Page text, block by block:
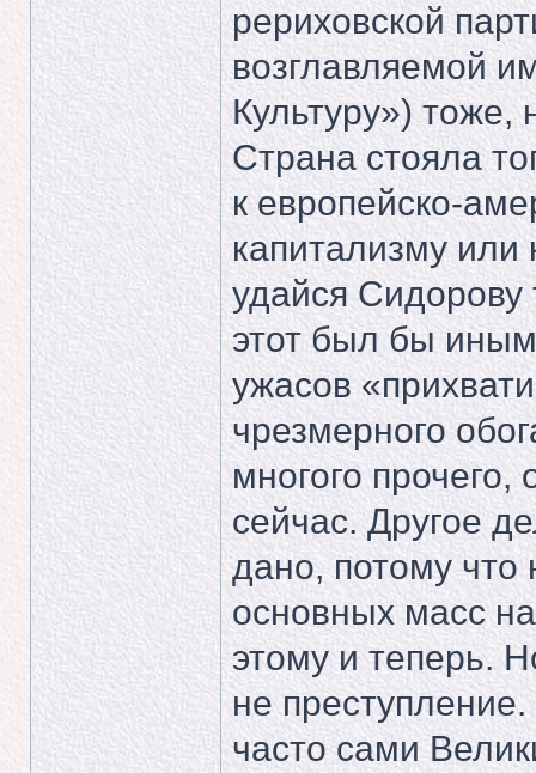
рериховской
возглавляемой
Культуру»)
Страна стояла
к европейско-
капитализму
удайся Сидорову
этот был бы
ужасов
чрезмерного
многого
сейчас. Другое
дано, потому что
основных масс
этому и теперь.
не
часто сами